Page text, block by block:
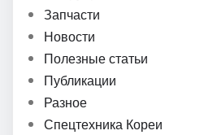
Запчасти
Новости
Полезные статьи
Публикации
Разное
Спецтехника Кореи